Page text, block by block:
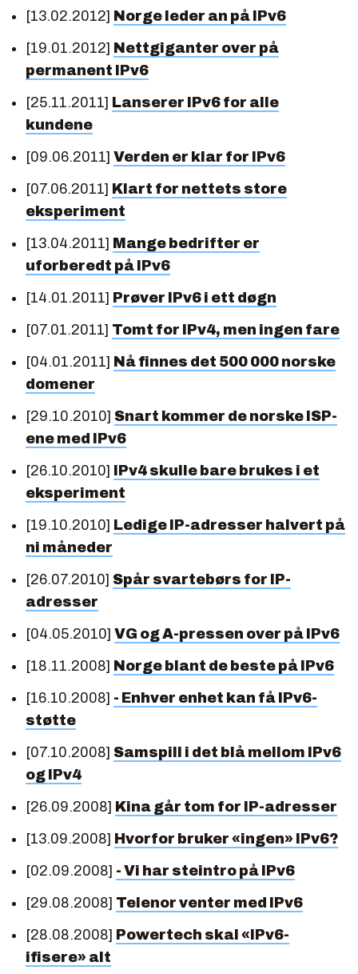
[13.02.2012] Norge leder an på IPv6
[19.01.2012] Nettgiganter over på
permanent IPv6
[25.11.2011] Lanserer IPv6 for alle
kundene
[09.06.2011] Verden er klar for IPv6
[07.06.2011] Klart for nettets store
eksperiment
[13.04.2011] Mange bedrifter er
uforberedt på IPv6
[14.01.2011] Prøver IPv6 i ett døgn
[07.01.2011] Tomt for IPv4, men ingen fare
[04.01.2011] Nå finnes det 500 000 norske
domener
[29.10.2010] Snart kommer de norske ISP-
ene med IPv6
[26.10.2010] IPv4 skulle bare brukes i et
eksperiment
[19.10.2010] Ledige IP-adresser halvert på
ni måneder
[26.07.2010] Spår svartebørs for IP-
adresser
[04.05.2010] VG og A-pressen over på IPv6
[18.11.2008] Norge blant de beste på IPv6
[16.10.2008] - Enhver enhet kan få IPv6-
støtte
[07.10.2008] Samspill i det blå mellom IPv6
og IPv4
[26.09.2008] Kina går tom for IP-adresser
[13.09.2008] Hvorfor bruker «ingen» IPv6?
[02.09.2008] - Vi har steintro på IPv6
[29.08.2008] Telenor venter med IPv6
[28.08.2008] Powertech skal «IPv6-
ifisere» alt